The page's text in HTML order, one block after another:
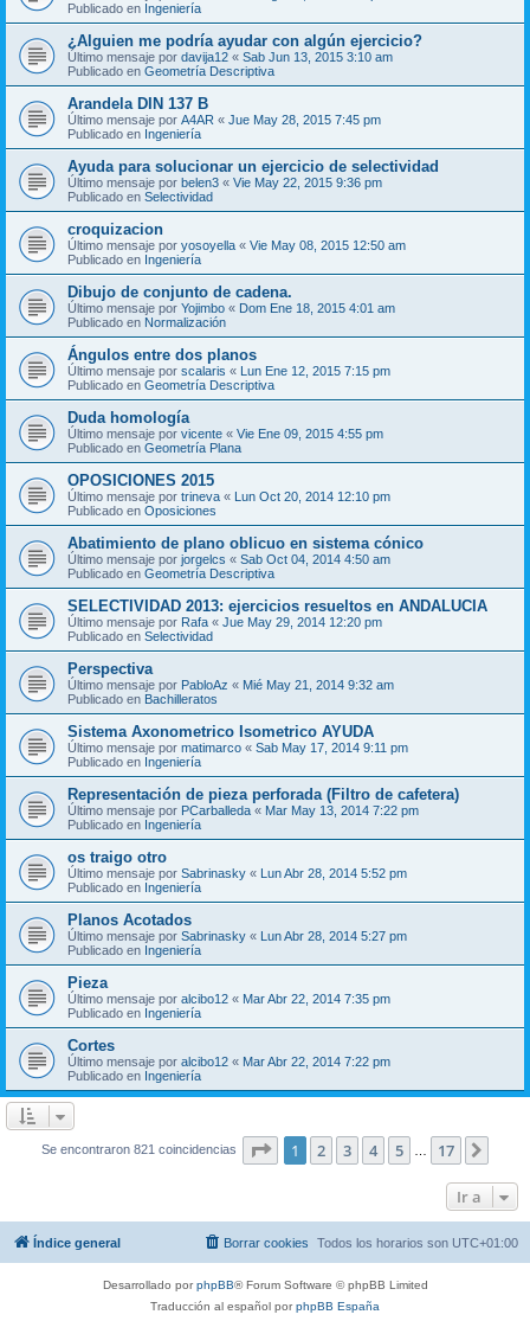
Publicado en Ingeniería
¿Alguien me podría ayudar con algún ejercicio?
Último mensaje por davija12 « Sab Jun 13, 2015 3:10 am
Publicado en Geometría Descriptiva
Arandela DIN 137 B
Último mensaje por A4AR « Jue May 28, 2015 7:45 pm
Publicado en Ingeniería
Ayuda para solucionar un ejercicio de selectividad
Último mensaje por belen3 « Vie May 22, 2015 9:36 pm
Publicado en Selectividad
croquizacion
Último mensaje por yosoyella « Vie May 08, 2015 12:50 am
Publicado en Ingeniería
Dibujo de conjunto de cadena.
Último mensaje por Yojimbo « Dom Ene 18, 2015 4:01 am
Publicado en Normalización
Ángulos entre dos planos
Último mensaje por scalaris « Lun Ene 12, 2015 7:15 pm
Publicado en Geometría Descriptiva
Duda homología
Último mensaje por vicente « Vie Ene 09, 2015 4:55 pm
Publicado en Geometría Plana
OPOSICIONES 2015
Último mensaje por trineva « Lun Oct 20, 2014 12:10 pm
Publicado en Oposiciones
Abatimiento de plano oblicuo en sistema cónico
Último mensaje por jorgelcs « Sab Oct 04, 2014 4:50 am
Publicado en Geometría Descriptiva
SELECTIVIDAD 2013: ejercicios resueltos en ANDALUCIA
Último mensaje por Rafa « Jue May 29, 2014 12:20 pm
Publicado en Selectividad
Perspectiva
Último mensaje por PabloAz « Mié May 21, 2014 9:32 am
Publicado en Bachilleratos
Sistema Axonometrico Isometrico AYUDA
Último mensaje por matimarco « Sab May 17, 2014 9:11 pm
Publicado en Ingeniería
Representación de pieza perforada (Filtro de cafetera)
Último mensaje por PCarballeda « Mar May 13, 2014 7:22 pm
Publicado en Ingeniería
os traigo otro
Último mensaje por Sabrinasky « Lun Abr 28, 2014 5:52 pm
Publicado en Ingeniería
Planos Acotados
Último mensaje por Sabrinasky « Lun Abr 28, 2014 5:27 pm
Publicado en Ingeniería
Pieza
Último mensaje por alcibo12 « Mar Abr 22, 2014 7:35 pm
Publicado en Ingeniería
Cortes
Último mensaje por alcibo12 « Mar Abr 22, 2014 7:22 pm
Publicado en Ingeniería
Se encontraron 821 coincidencias Página de 17
1 2 3 4 5 17
Ir a
Índice general Todos los horarios son UTC+01:00
Borrar cookies
Desarrollado porphpBB® Forum Software © phpBB Limited
Traducción al español porphpBB España